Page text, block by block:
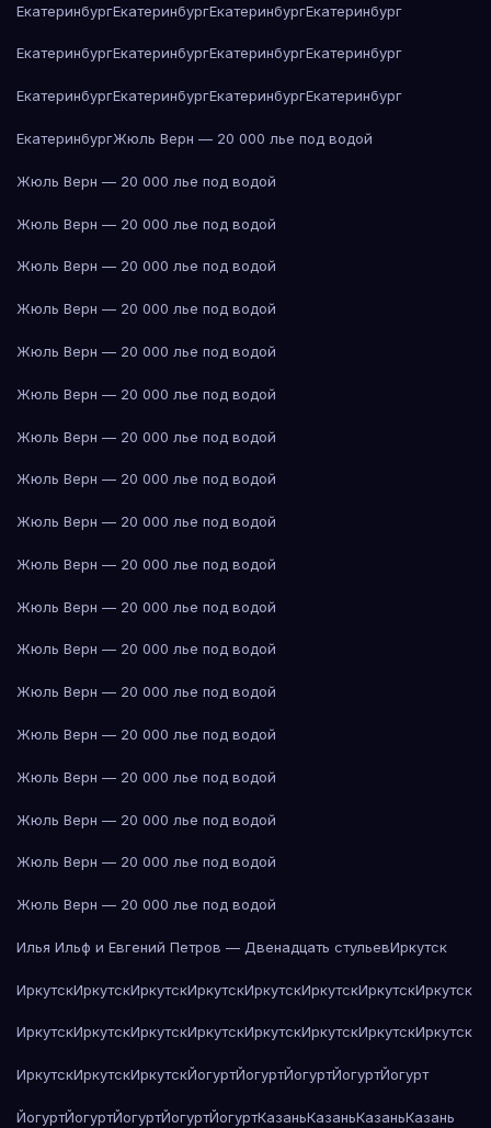
ЕкатеринбургЕкатеринбургЕкатеринбургЕкатеринбург
ЕкатеринбургЕкатеринбургЕкатеринбургЕкатеринбург
ЕкатеринбургЕкатеринбургЕкатеринбургЕкатеринбург
ЕкатеринбургЖюль Верн — 20 000 лье под водой
Жюль Верн — 20 000 лье под водой
Жюль Верн — 20 000 лье под водой
Жюль Верн — 20 000 лье под водой
Жюль Верн — 20 000 лье под водой
Жюль Верн — 20 000 лье под водой
Жюль Верн — 20 000 лье под водой
Жюль Верн — 20 000 лье под водой
Жюль Верн — 20 000 лье под водой
Жюль Верн — 20 000 лье под водой
Жюль Верн — 20 000 лье под водой
Жюль Верн — 20 000 лье под водой
Жюль Верн — 20 000 лье под водой
Жюль Верн — 20 000 лье под водой
Жюль Верн — 20 000 лье под водой
Жюль Верн — 20 000 лье под водой
Жюль Верн — 20 000 лье под водой
Жюль Верн — 20 000 лье под водой
Жюль Верн — 20 000 лье под водой
Илья Ильф и Евгений Петров — Двенадцать стульевИркутск
ИркутскИркутскИркутскИркутскИркутскИркутскИркутскИркутск
ИркутскИркутскИркутскИркутскИркутскИркутскИркутскИркутск
ИркутскИркутскИркутскЙогуртЙогуртЙогуртЙогуртЙогурт
ЙогуртЙогуртЙогуртЙогуртЙогуртКазаньКазаньКазаньКазань